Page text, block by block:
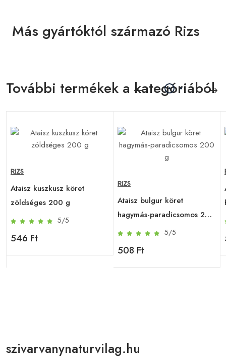
Más gyártóktól származó Rizs
További termékek a kategóriából
RIZS
Ataisz kuszkusz köret
zöldséges 200 g
5/5
546 Ft
RIZS
Ataisz bulgur köret
hagymás-paradicsomos 200
g
5/5
508 Ft
szivarvanynaturvilag.hu